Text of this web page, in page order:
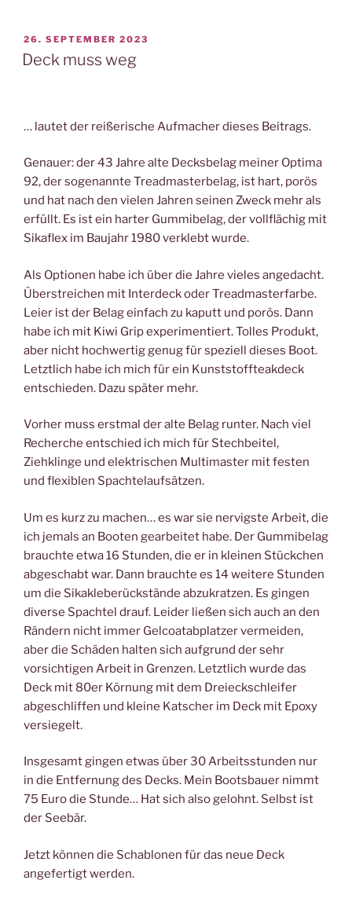
VERÖFFENTLICHT
AM
26. SEPTEMBER 2023
Deck muss weg
… lautet der reißerische Aufmacher dieses Beitrags.
Genauer: der 43 Jahre alte Decksbelag meiner Optima
92, der sogenannte Treadmasterbelag, ist hart, porös
und hat nach den vielen Jahren seinen Zweck mehr als
erfüllt. Es ist ein harter Gummibelag, der vollflächig mit
Sikaflex im Baujahr 1980 verklebt wurde.
Als Optionen habe ich über die Jahre vieles angedacht.
Überstreichen mit Interdeck oder Treadmasterfarbe.
Leier ist der Belag einfach zu kaputt und porös. Dann
habe ich mit Kiwi Grip experimentiert. Tolles Produkt,
aber nicht hochwertig genug für speziell dieses Boot.
Letztlich habe ich mich für ein Kunststoffteakdeck
entschieden. Dazu später mehr.
Vorher muss erstmal der alte Belag runter. Nach viel
Recherche entschied ich mich für Stechbeitel,
Ziehklinge und elektrischen Multimaster mit festen
und flexiblen Spachtelaufsätzen.
Um es kurz zu machen… es war sie nervigste Arbeit, die
ich jemals an Booten gearbeitet habe. Der Gummibelag
brauchte etwa 16 Stunden, die er in kleinen Stückchen
abgeschabt war. Dann brauchte es 14 weitere Stunden
um die Sikakleberückstände abzukratzen. Es gingen
diverse Spachtel drauf. Leider ließen sich auch an den
Rändern nicht immer Gelcoatabplatzer vermeiden,
aber die Schäden halten sich aufgrund der sehr
vorsichtigen Arbeit in Grenzen. Letztlich wurde das
Deck mit 80er Körnung mit dem Dreieckschleifer
abgeschliffen und kleine Katscher im Deck mit Epoxy
versiegelt.
Insgesamt gingen etwas über 30 Arbeitsstunden nur
in die Entfernung des Decks. Mein Bootsbauer nimmt
75 Euro die Stunde… Hat sich also gelohnt. Selbst ist
der Seebär.
Jetzt können die Schablonen für das neue Deck
angefertigt werden.